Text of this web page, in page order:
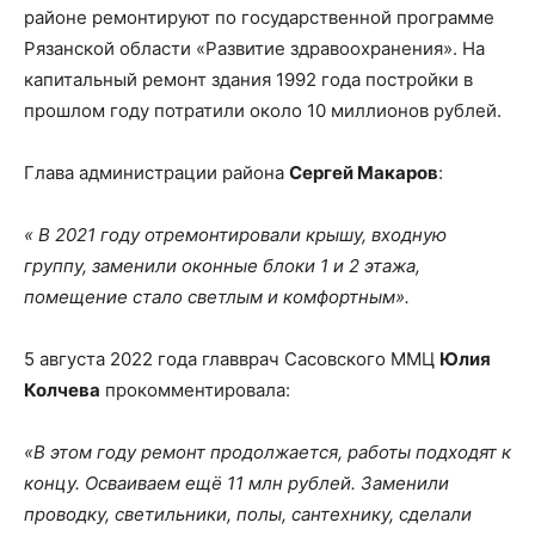
районе ремонтируют по государственной программе
Рязанской области «Развитие здравоохранения». На
капитальный ремонт здания 1992 года постройки в
прошлом году потратили около 10 миллионов рублей.
Глава администрации района Сергей Макаров:
« В 2021 году отремонтировали крышу, входную
группу, заменили оконные блоки 1 и 2 этажа,
помещение стало светлым и комфортным».
5 августа 2022 года главврач Сасовского ММЦ Юлия
Колчева прокомментировала:
«В этом году ремонт продолжается, работы подходят к
концу. Осваиваем ещё 11 млн рублей. Заменили
проводку, светильники, полы, сантехнику, сделали